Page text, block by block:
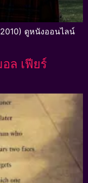
ดูหนังออนไลน์
ล เฟียร์